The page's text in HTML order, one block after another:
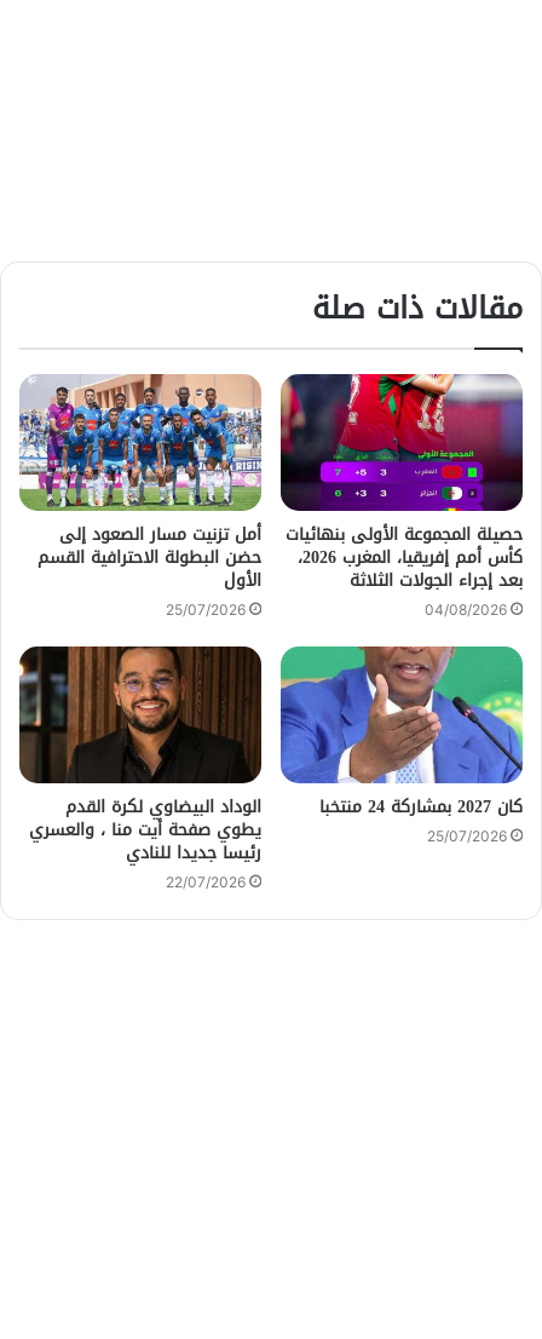
مقالات ذات صلة
حصيلة المجموعة الأولى بنهائيات
كأس أمم إفريقيا، المغرب 2026،
بعد إجراء الجولات الثلاثة
04/08/2026
أمل تزنيت مسار الصعود إلى
حضن البطولة الاحترافية القسم
الأول
25/07/2026
كان 2027 بمشاركة 24 منتخبا
25/07/2026
الوداد البيضاوي لكرة القدم
يطوي صفحة أيت منا ، والعسري
رئيسا جديدا للنادي
22/07/2026